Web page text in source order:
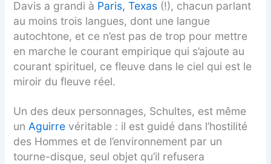
Davis a grandi à Paris, Texas (!), chacun parlant
au moins trois langues, dont une langue
autochtone, et ce n’est pas de trop pour mettre
en marche le courant empirique qui s’ajoute au
courant spirituel, ce fleuve dans le ciel qui est le
miroir du fleuve réel.
Un des deux personnages, Schultes, est même
un Aguirre véritable : il est guidé dans l’hostilité
des Hommes et de l’environnement par un
tourne-disque, seul objet qu’il refusera